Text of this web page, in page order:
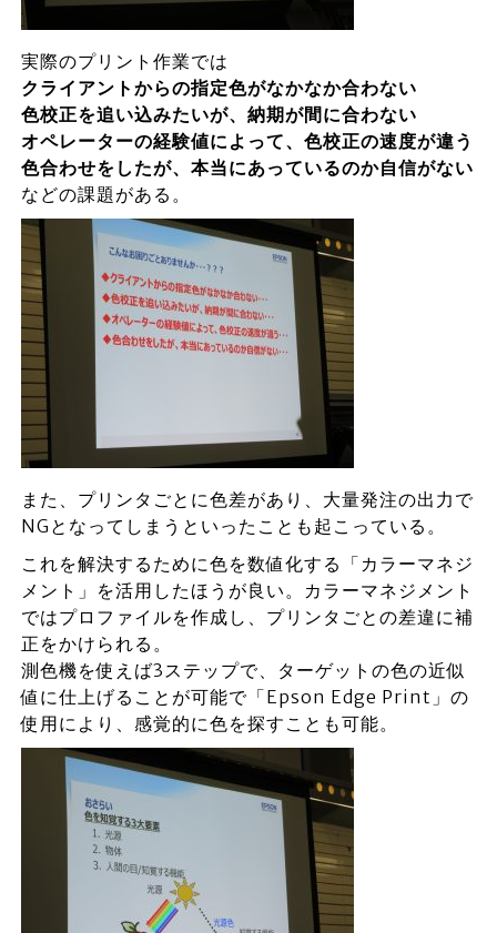
実際のプリント作業では
クライアントからの指定色がなかなか合わない
色校正を追い込みたいが、納期が間に合わない
オペレーターの経験値によって、色校正の速度が違う
色合わせをしたが、本当にあっているのか自信がない
などの課題がある。
また、プリンタごとに色差があり、大量発注の出力で
NGとなってしまうといったことも起こっている。
これを解決するために色を数値化する「カラーマネジ
メント」を活用したほうが良い。カラーマネジメント
ではプロファイルを作成し、プリンタごとの差違に補
正をかけられる。
測色機を使えば3ステップで、ターゲットの色の近似
値に仕上げることが可能で「Epson Edge Print」の
使用により、感覚的に色を探すことも可能。